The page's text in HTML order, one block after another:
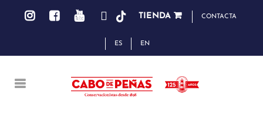
TIENDA CONTACTA
ES EN